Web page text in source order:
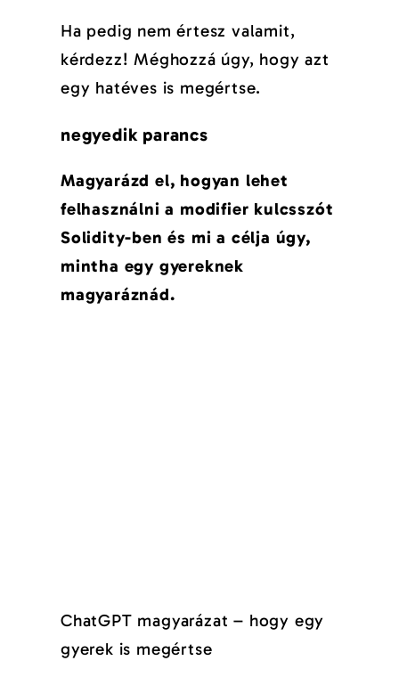
Ha pedig nem értesz valamit,
kérdezz! Méghozzá úgy, hogy azt
egy hatéves is megértse.
negyedik parancs
Magyarázd el, hogyan lehet
felhasználni a modifier kulcsszót
Solidity-ben és mi a célja úgy,
mintha egy gyereknek
magyaráznád.
ChatGPT magyarázat – hogy egy
gyerek is megértse